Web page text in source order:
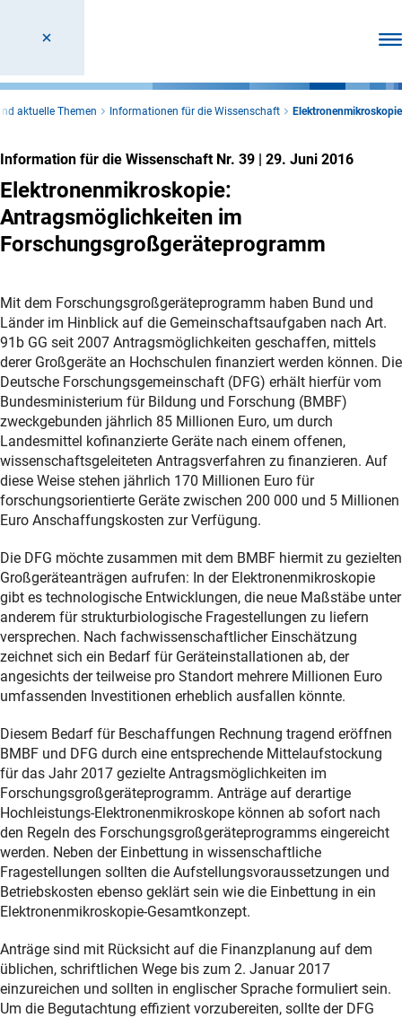
aktuelle Themen Informationen für die Wissenschaft Elektronenmikroskopie
Information für die Wissenschaft Nr. 39 | 29. Juni 2016
Elektronenmikroskopie:
Antragsmöglichkeiten im
Forschungsgroßgeräteprogramm
Mit dem Forschungsgroßgeräteprogramm haben Bund und
Länder im Hinblick auf die Gemeinschaftsaufgaben nach Art.
91b GG seit 2007 Antragsmöglichkeiten geschaffen, mittels
derer Großgeräte an Hochschulen finanziert werden können. Die
Deutsche Forschungsgemeinschaft (DFG) erhält hierfür vom
Bundesministerium für Bildung und Forschung (BMBF)
zweckgebunden jährlich 85 Millionen Euro, um durch
Landesmittel kofinanzierte Geräte nach einem offenen,
wissenschaftsgeleiteten Antragsverfahren zu finanzieren. Auf
diese Weise stehen jährlich 170 Millionen Euro für
forschungsorientierte Geräte zwischen 200 000 und 5 Millionen
Euro Anschaffungskosten zur Verfügung.
Die DFG möchte zusammen mit dem BMBF hiermit zu gezielten
Großgeräteanträgen aufrufen: In der Elektronenmikroskopie
gibt es technologische Entwicklungen, die neue Maßstäbe unter
anderem für strukturbiologische Fragestellungen zu liefern
versprechen. Nach fachwissenschaftlicher Einschätzung
zeichnet sich ein Bedarf für Geräteinstallationen ab, der
angesichts der teilweise pro Standort mehrere Millionen Euro
umfassenden Investitionen erheblich ausfallen könnte.
Diesem Bedarf für Beschaffungen Rechnung tragend eröffnen
BMBF und DFG durch eine entsprechende Mittelaufstockung
für das Jahr 2017 gezielte Antragsmöglichkeiten im
Forschungsgroßgeräteprogramm. Anträge auf derartige
Hochleistungs-Elektronenmikroskope können ab sofort nach
den Regeln des Forschungsgroßgeräteprogramms eingereicht
werden. Neben der Einbettung in wissenschaftliche
Fragestellungen sollten die Aufstellungsvoraussetzungen und
Betriebskosten ebenso geklärt sein wie die Einbettung in ein
Elektronenmikroskopie-Gesamtkonzept.
Anträge sind mit Rücksicht auf die Finanzplanung auf dem
üblichen, schriftlichen Wege bis zum 2. Januar 2017
einzureichen und sollten in englischer Sprache formuliert sein.
Um die Begutachtung effizient vorzubereiten, sollte der DFG